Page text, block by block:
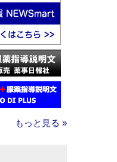
もっと見る »